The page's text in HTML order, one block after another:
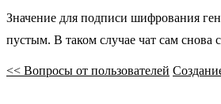
Значение для подписи шифрования
пустым. В таком случае чат сам снова
<< Вопросы от пользователей